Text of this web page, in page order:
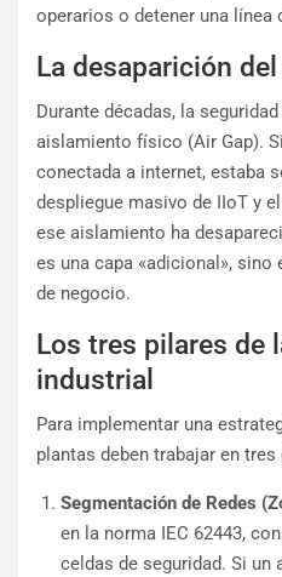
operarios o detener una línea
La desaparición
Durante décadas, la
aislamiento físico (Air Gap).
conectada a internet, estaba
despliegue masivo de IIoT y
ese aislamiento ha
es una capa «adicional», sino
de negocio.
Los tres pilares de
industrial
Para implementar una
plantas deben trabajar en
Segmentación de Redes
en la norma IEC 62443,
celdas de seguridad. Si un